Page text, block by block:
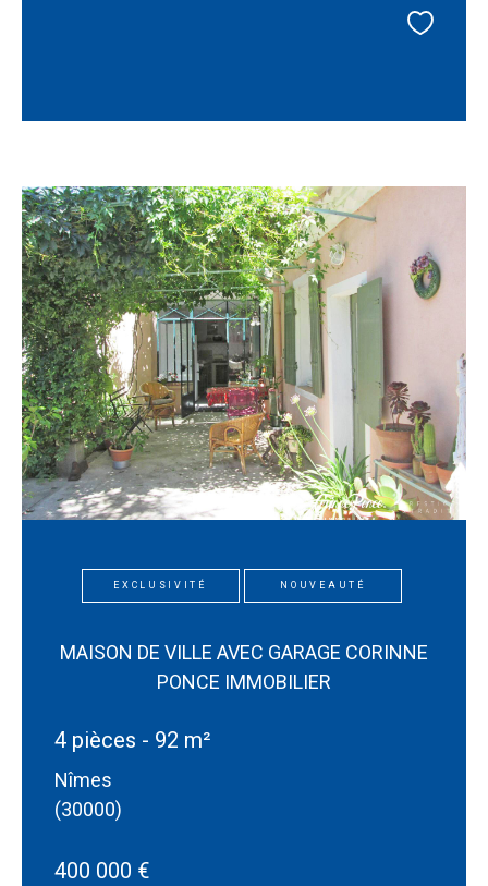
EXCLUSIVITÉ NOUVEAUTÉ
MAISON DE VILLE AVEC GARAGE CORINNE
PONCE IMMOBILIER
4 pièces - 92 m²
Nîmes
(30000)
400 000 €